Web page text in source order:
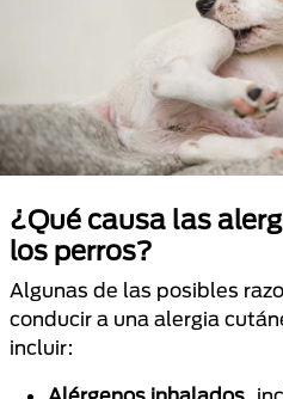
¿Qué causa las
los perros?
Algunas de las posibles
conducir a una alergia
incluir:
Alérgenos inhalados ,